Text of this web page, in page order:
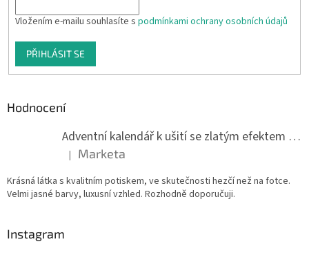
Vložením e-mailu souhlasíte s podmínkami ochrany osobních údajů
PŘIHLÁSIT SE
Hodnocení
Adventní kalendář k ušití se zlatým efektem 042Q
Hodnocení produktu je 5 z 5 hvězdiček.
| Marketa
Krásná látka s kvalitním potiskem, ve skutečnosti hezčí než na fotce.
Velmi jasné barvy, luxusní vzhled. Rozhodně doporučuji.
Instagram